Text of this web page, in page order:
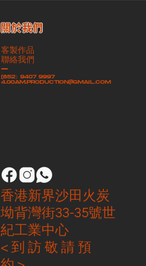
客製作品
聯絡我們
-
(852）9407 9997
4.00am.production@gmail.com
​關於我們
香港新界沙田火炭
坳背灣街33-35號世
紀工業中心
< 到 訪 敬 請 預